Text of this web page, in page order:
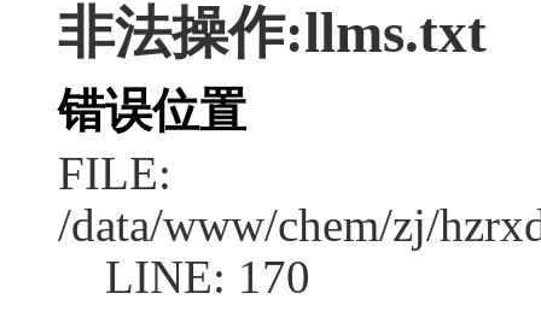
非法操作:llms.txt
错误位置
FILE:
/data/www/chem/zj/
LINE: 170